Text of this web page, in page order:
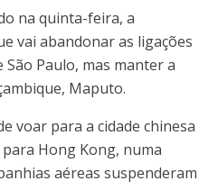
na quinta-feira, a
vai abandonar as ligações
Paulo, mas manter a
Maputo.
voar para a cidade chinesa
Hong Kong, numa
aéreas suspenderam